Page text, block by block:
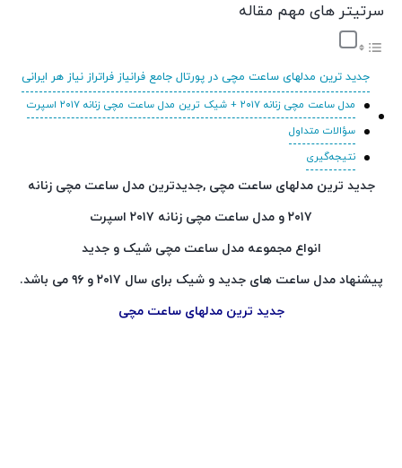
سرتیتر های مهم مقاله
جدید ترین مدلهای ساعت مچی در پورتال جامع فرانیاز فراتراز نیاز هر ایرانی
مدل ساعت مچی زنانه ۲۰۱۷ + شیک ترین مدل ساعت مچی زنانه ۲۰۱۷ اسپرت
سؤالات متداول
نتیجه‌گیری
جدید ترین مدلهای ساعت مچی ,جدیدترین مدل ساعت مچی زنانه
۲۰۱۷ و مدل ساعت مچی زنانه ۲۰۱۷ اسپرت
انواع مجموعه مدل ساعت مچی شیک و جدید
پیشنهاد مدل ساعت های جدید و شیک برای سال ۲۰۱۷ و ۹۶ می باشد.
جدید ترین مدلهای ساعت مچی